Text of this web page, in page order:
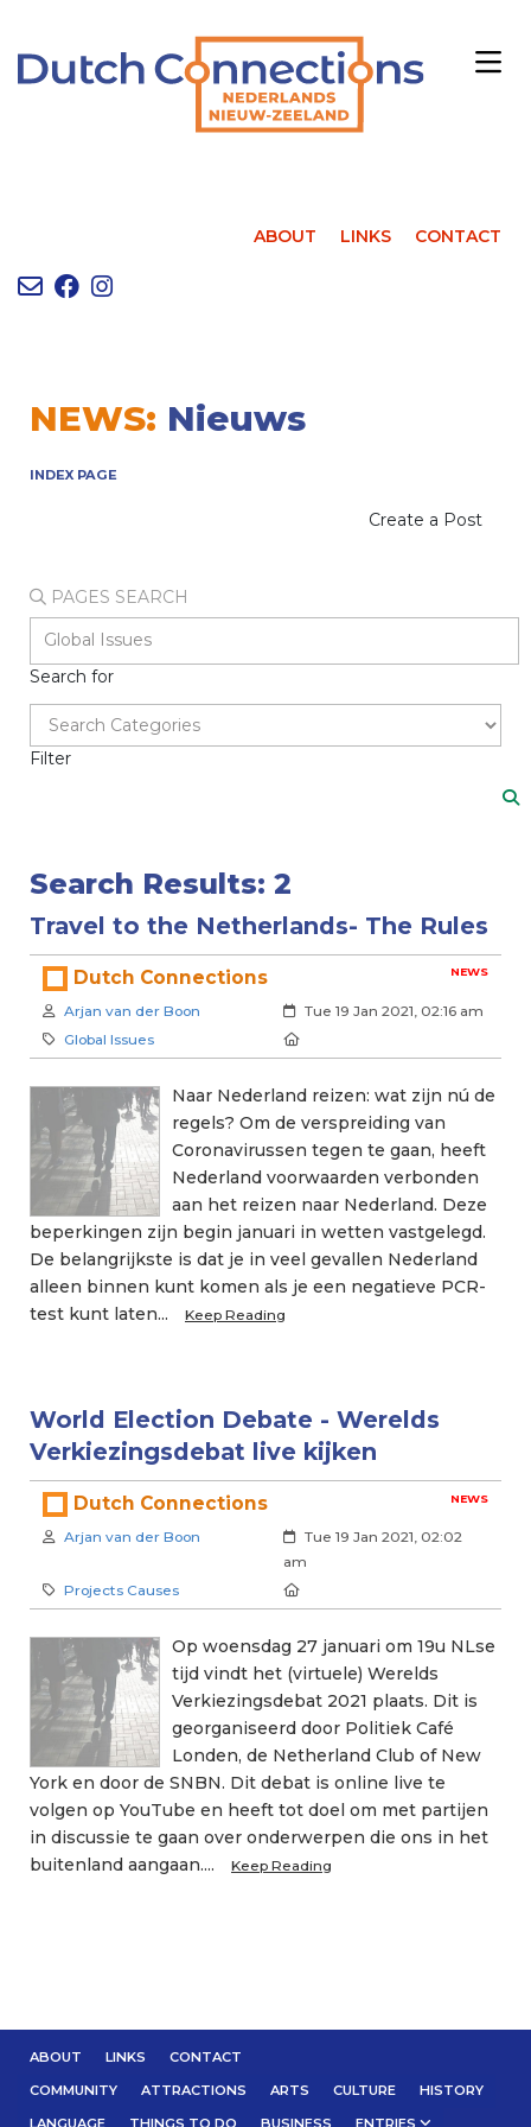
ABOUT LINKS CONTACT
NEWS: Nieuws
INDEX PAGE
Create a Post
PAGES SEARCH
Search for
Filter
Search Results: 2
Travel to the Netherlands- The Rules
NEWS
Dutch Connections
Author:
Arjan van der Boon Created:
Tue 19 Jan 2021, 02:16 am
Category:
Global Issues
Naar Nederland reizen: wat zijn nú de
regels? Om de verspreiding van
Coronavirussen tegen te gaan, heeft
Nederland voorwaarden verbonden
aan het reizen naar Nederland. Deze
beperkingen zijn begin januari in wetten vastgelegd.
De belangrijkste is dat je in veel gevallen Nederland
alleen binnen kunt komen als je een negatieve PCR-
test kunt laten...
Keep Reading
World Election Debate - Werelds
Verkiezingsdebat live kijken
NEWS
Dutch Connections
Author:
Arjan van der Boon Created:
Tue 19 Jan 2021, 02:02
am
Category:
Projects Causes
Op woensdag 27 januari om 19u NLse
tijd vindt het (virtuele) Werelds
Verkiezingsdebat 2021 plaats. Dit is
georganiseerd door Politiek Café
Londen, de Netherland Club of New
York en door de SNBN. Dit debat is online live te
volgen op YouTube en heeft tot doel om met partijen
in discussie te gaan over onderwerpen die ons in het
buitenland aangaan....
Keep Reading
ABOUT LINKS
CONTACT
COMMUNITY
ATTRACTIONS ARTS CULTURE
HISTORY